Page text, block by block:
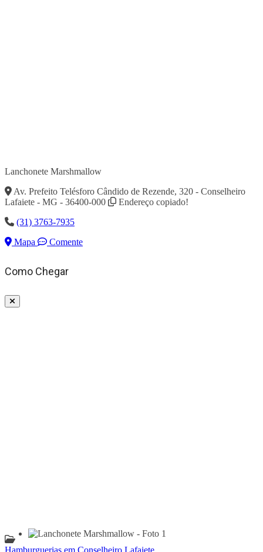
Lanchonete Marshmallow
Av. Prefeito Telésforo Cândido de Rezende, 320 - Conselheiro
Lafaiete - MG - 36400-000
Endereço copiado!
(31) 3763-7935
Mapa
Comente
Como Chegar
Hamburguerias em Conselheiro Lafaiete